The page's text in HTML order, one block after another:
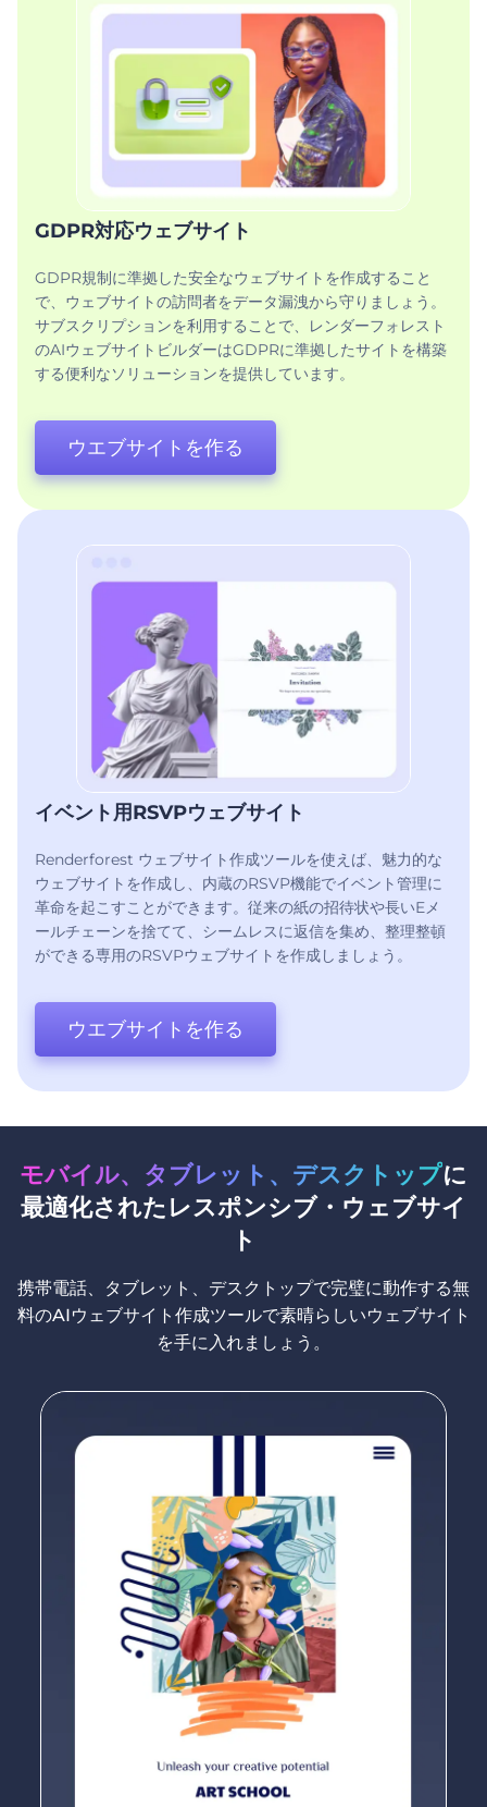
GDPR対応ウェブサイト
GDPR規制に準拠した安全なウェブサイトを作成すること
で、ウェブサイトの訪問者をデータ漏洩から守りましょう。
サブスクリプションを利用することで、レンダーフォレスト
のAIウェブサイトビルダーはGDPRに準拠したサイトを構築
する便利なソリューションを提供しています。
ウエブサイトを作る
イベント用RSVPウェブサイト
Renderforest ウェブサイト作成ツールを使えば、魅力的な
ウェブサイトを作成し、内蔵のRSVP機能でイベント管理に
革命を起こすことができます。従来の紙の招待状や長いEメ
ールチェーンを捨てて、シームレスに返信を集め、整理整頓
ができる専用のRSVPウェブサイトを作成しましょう。
ウエブサイトを作る
モバイル、タブレット、デスクトップに
最適化されたレスポンシブ・ウェブサイ
ト
携帯電話、タブレット、デスクトップで完璧に動作する無
料のAIウェブサイト作成ツールで素晴らしいウェブサイト
を手に入れましょう。